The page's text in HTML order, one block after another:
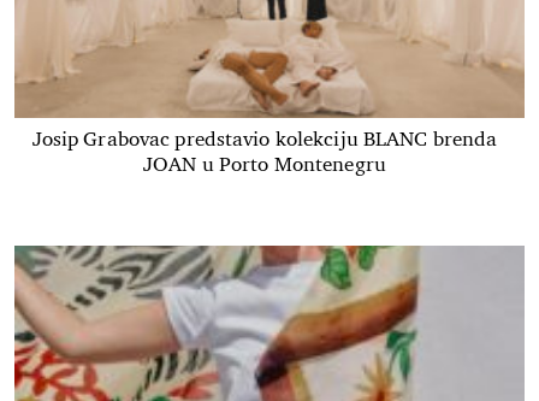
Josip Grabovac predstavio kolekciju BLANC brenda
JOAN u Porto Montenegru